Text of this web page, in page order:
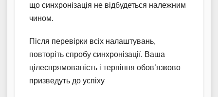
що синхронізація не відбудеться належним
чином.
Після перевірки всіх налаштувань,
повторіть спробу синхронізації. Ваша
цілеспрямованість і терпіння обов’язково
призведуть до успіху